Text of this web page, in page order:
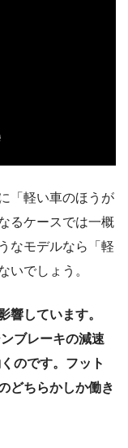
「軽い車のほうが
るケースでは一概
なモデルなら「軽
いでしょう。
響しています。
ブレーキの減速
のです。フット
どちらかしか働き